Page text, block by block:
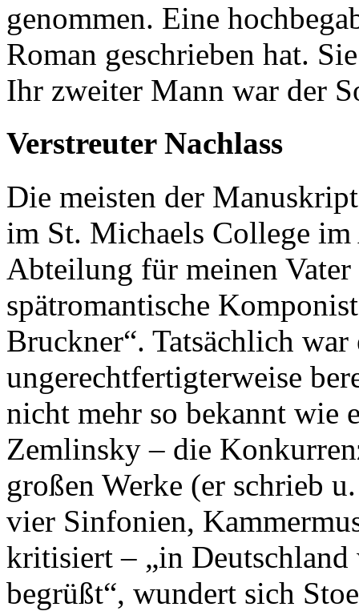
genommen. Eine
Roman geschrieben hat.
Ihr zweiter Mann war der
Verstreuter Nachlass
Die meisten der
im St. Michaels College
Abteilung für meinen
spätromantische
Bruckner“. Tatsächlich
ungerechtfertigterweise
nicht mehr so bekannt wie
Zemlinsky – die
großen Werke (er schrieb
vier Sinfonien,
kritisiert – „in Deutschland
begrüßt“, wundert sich